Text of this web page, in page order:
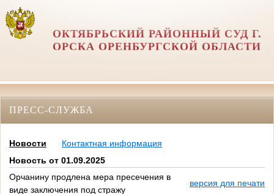
ОКТЯБРЬСКИЙ РАЙОННЫЙ СУД Г.
ОРСКА ОРЕНБУРГСКОЙ ОБЛАСТИ
ПРЕСС-СЛУЖБА
Новости
Контактная информация
Новость от 01.09.2025
Орчанину продлена мера пресечения в
виде заключения под стражу
версия для печати